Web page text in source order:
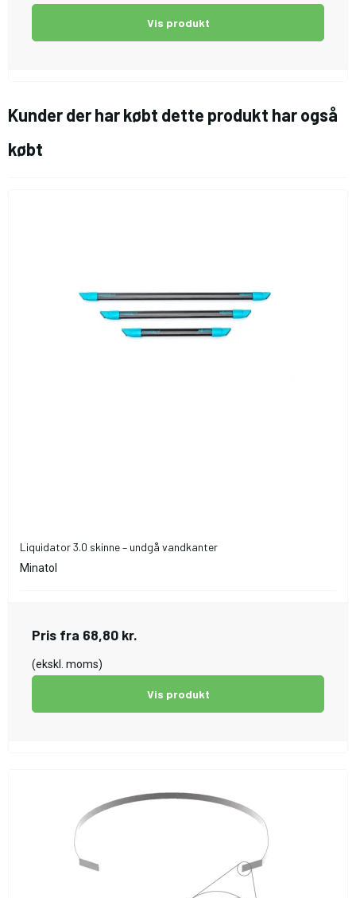
Vis produkt
Kunder der har købt dette produkt har også
købt
Liquidator 3.0 skinne – undgå vandkanter
Minatol
Pris fra 68,80 kr.
(ekskl. moms)
Vis produkt